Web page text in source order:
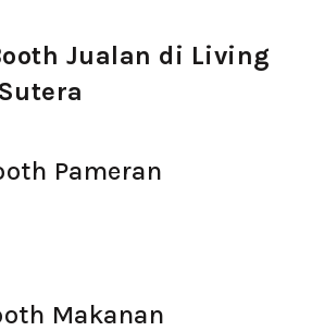
Jualan di Living
Pameran
Makanan